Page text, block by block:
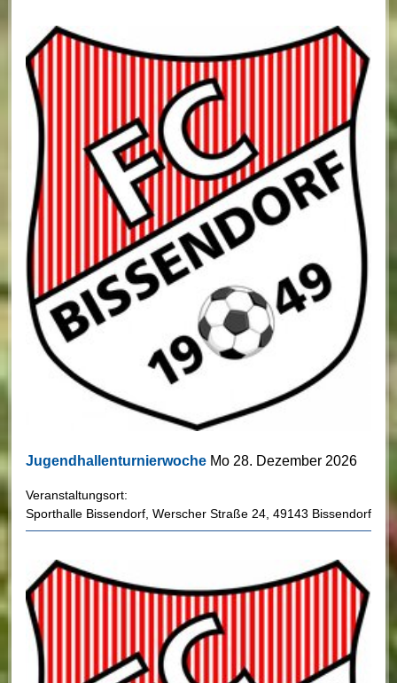
Jugendhallenturnierwoche Mo 28. Dezember 2026
Veranstaltungsort:
Sporthalle Bissendorf, Werscher Straße 24, 49143 Bissendorf